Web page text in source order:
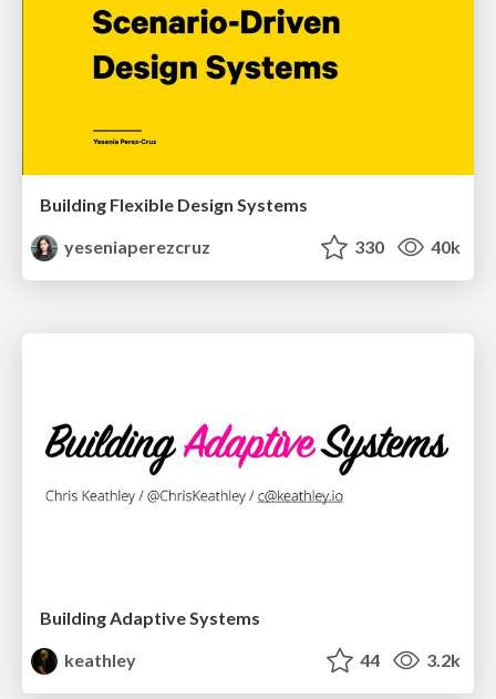
Building Flexible Design Systems
yeseniaperezcruz
330 40k
Building Adaptive Systems
keathley
44 3.2k